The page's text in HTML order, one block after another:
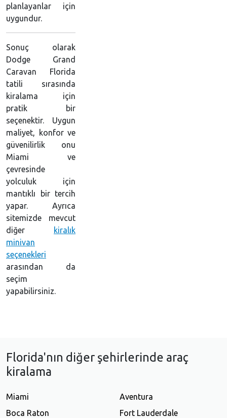
planlayanlar için
uygundur.
Sonuç olarak
Dodge Grand
Caravan Florida
tatili sırasında
kiralama için
pratik bir
seçenektir. Uygun
maliyet, konfor ve
güvenilirlik onu
Miami ve
çevresinde
yolculuk için
mantıklı bir tercih
yapar. Ayrıca
sitemizde mevcut
diğer
kiralık
minivan
seçenekleri
arasından da
seçim
yapabilirsiniz.
Florida'nın diğer şehirlerinde araç
kiralama
Miami
Aventura
Boca Raton
Fort Lauderdale